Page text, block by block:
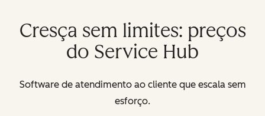
Cresça sem limites: preços
do Service Hub
Software de atendimento ao cliente que escala sem
esforço.